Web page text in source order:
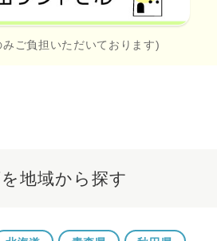
ご負担いただいております)
地域から探す